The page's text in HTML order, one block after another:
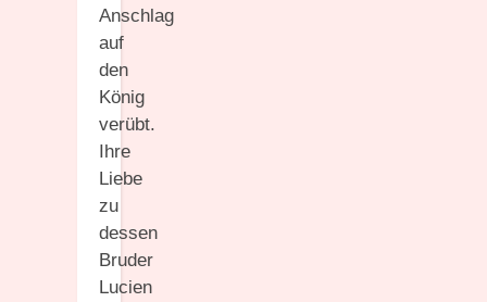
Anschlag
auf
den
König
verübt.
Ihre
Liebe
zu
dessen
Bruder
Lucien